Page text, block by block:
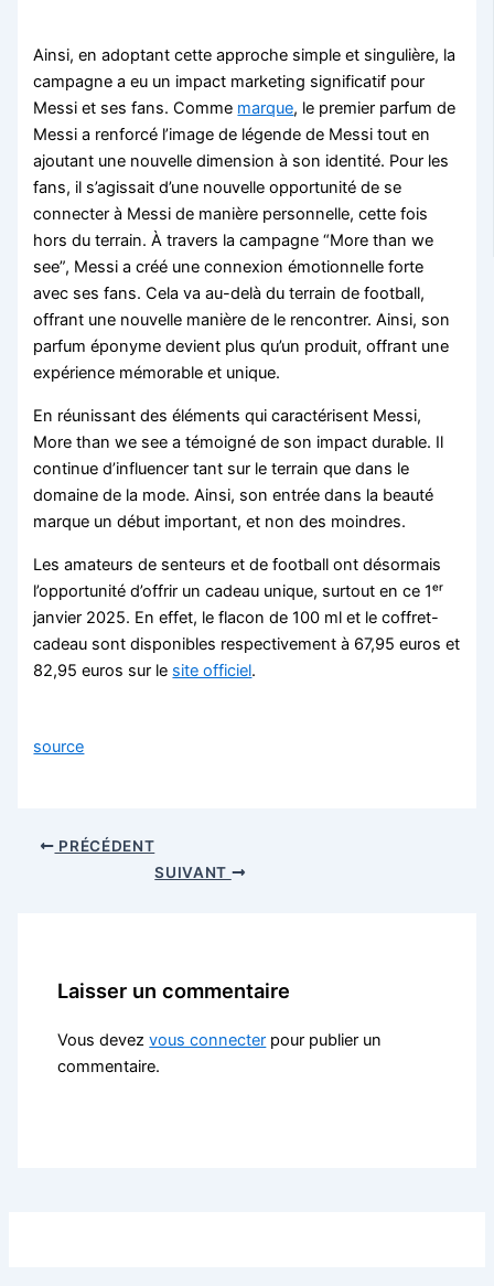
Ainsi, en adoptant cette approche simple et singulière, la
campagne a eu un impact marketing significatif pour
Messi et ses fans. Comme marque, le premier parfum de
Messi a renforcé l’image de légende de Messi tout en
ajoutant une nouvelle dimension à son identité. Pour les
fans, il s’agissait d’une nouvelle opportunité de se
connecter à Messi de manière personnelle, cette fois
hors du terrain. À travers la campagne “More than we
see”, Messi a créé une connexion émotionnelle forte
avec ses fans. Cela va au-delà du terrain de football,
offrant une nouvelle manière de le rencontrer. Ainsi, son
parfum éponyme devient plus qu’un produit, offrant une
expérience mémorable et unique.
En réunissant des éléments qui caractérisent Messi,
More than we see a témoigné de son impact durable. Il
continue d’influencer tant sur le terrain que dans le
domaine de la mode. Ainsi, son entrée dans la beauté
marque un début important, et non des moindres.
Les amateurs de senteurs et de football ont désormais
l’opportunité d’offrir un cadeau unique, surtout en ce 1ᵉʳ
janvier 2025. En effet, le flacon de 100 ml et le coffret-
cadeau sont disponibles respectivement à 67,95 euros et
82,95 euros sur le site officiel.
source
PRÉCÉDENT
SUIVANT
Laisser un commentaire
Vous devezvous connecter pour publier un
commentaire.